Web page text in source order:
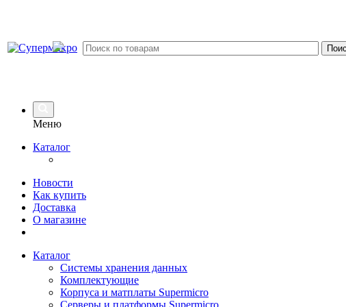
Меню
Каталог
Новости
Как купить
Доставка
О магазине
Каталог
Системы хранения данных
Комплектующие
Корпуса и матплаты Supermicro
Серверы и платформы Supermicro